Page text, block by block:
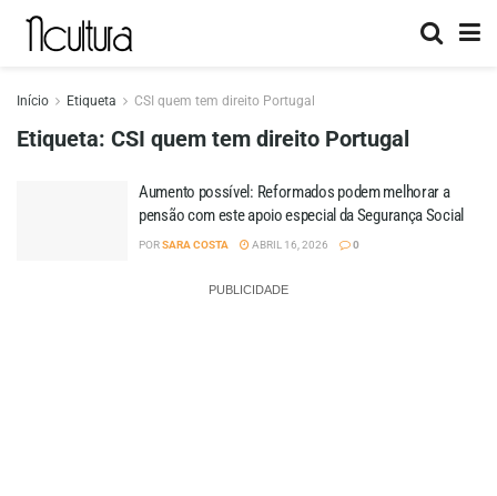
Início Etiqueta CSI quem tem direito Portugal
Etiqueta: CSI quem tem direito Portugal
Aumento possível: Reformados podem melhorar a
pensão com este apoio especial da Segurança Social
PORSARA COSTA ABRIL 16, 2026 0
PUBLICIDADE